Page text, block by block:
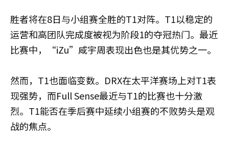
胜者将在8日与小组赛全胜的T1对阵。T1以稳定的
运营和高团队完成度被视为阶段1的夺冠热门。最近
比赛中，“iZu”咸宇周表现出色也是其优势之一。
然而，T1也面临变数。DRX在太平洋赛场上对T1表
现强势，而Full Sense最近与T1的比赛也十分激
烈。T1能否在季后赛中延续小组赛的不败势头是观
战的焦点。